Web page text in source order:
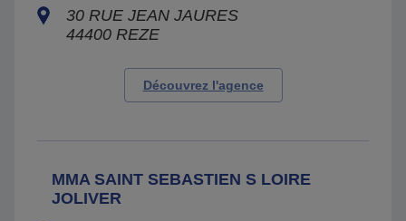
30 RUE JEAN JAURES
44400 REZE
Découvrez l'agence
MMA SAINT SEBASTIEN S LOIRE
JOLIVER